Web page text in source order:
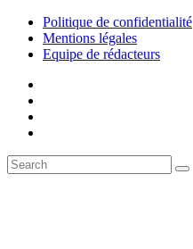
Politique de confidentialité
Mentions légales
Equipe de rédacteurs